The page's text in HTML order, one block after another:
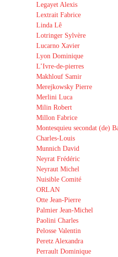
Legayet Alexis
Lextrait Fabrice
Linda Lê
Lotringer Sylvère
Lucarno Xavier
Lyon Dominique
L’Ivre-de-pierres
Makhlouf Samir
Merejkowsky Pierre
Merlini Luca
Milin Robert
Millon Fabrice
Montesquieu secondat (de)
Charles-Louis
Munnich David
Neyrat Frédéric
Neyraut Michel
Nuisible Comité
ORLAN
Otte Jean-Pierre
Palmier Jean-Michel
Paolini Charles
Pelosse Valentin
Peretz Alexandra
Perrault Dominique